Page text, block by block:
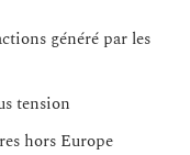
généré par les
tension
hors Europe